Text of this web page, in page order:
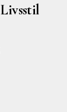
Livsstil